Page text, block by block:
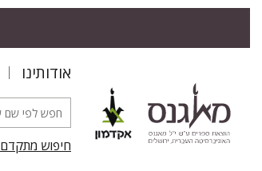
אודותינו
חיפוש מתקדם